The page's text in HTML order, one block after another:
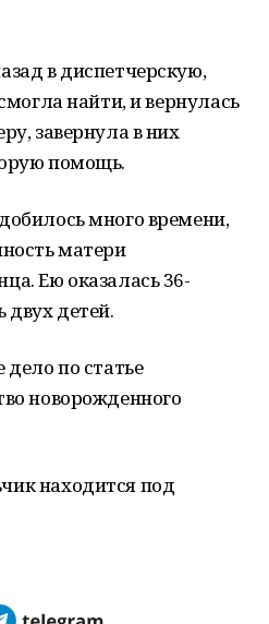
в диспетчерскую,
найти, и вернулась
завернула в них
помощь.
много времени,
матери
Ею оказалась 36-
детей.
по статье
новорожденного
находится под